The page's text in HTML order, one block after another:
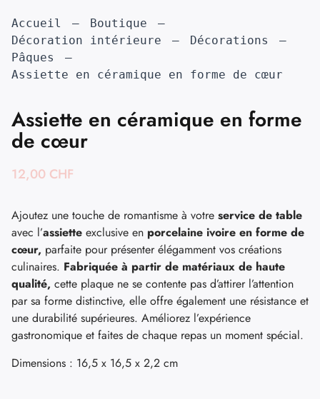
Accueil
Boutique
Décoration intérieure
Décorations
Pâques
Assiette en céramique en forme de cœur
Assiette en céramique en forme
de cœur
12,00 CHF
Ajoutez une touche de romantisme à votre service de table
avec l’assiette exclusive en porcelaine ivoire en forme de
cœur, parfaite pour présenter élégamment vos créations
culinaires. Fabriquée à partir de matériaux de haute
qualité, cette plaque ne se contente pas d’attirer l’attention
par sa forme distinctive, elle offre également une résistance et
une durabilité supérieures. Améliorez l’expérience
gastronomique et faites de chaque repas un moment spécial.
Dimensions : 16,5 x 16,5 x 2,2 cm